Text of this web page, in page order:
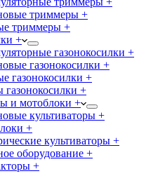
триммеры +
триммеры +
+
газонокосилки +
газонокосилки +
газонокосилки +
газонокосилки +
и мотоблоки +
культиваторы +
+
культиваторы +
оборудование +
+